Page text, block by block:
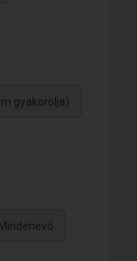
gyakorolja)
Mindenevő